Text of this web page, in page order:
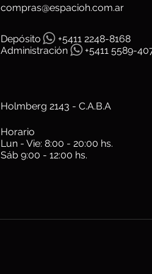
compras@espacioh.com.ar
Depósito
+5411 2248-8168
Administración
+5411 5589-
Holmberg 2143 - C.A.B.A
Horario
Lun - Vie: 8:00 - 20:00 hs.
Sáb 9:00 - 12:00 hs.